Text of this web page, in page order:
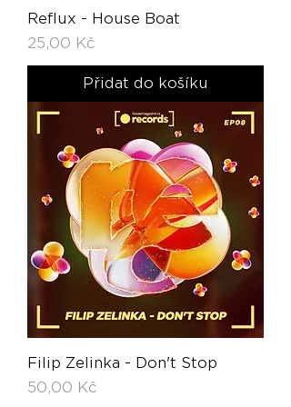
Reflux - House Boat
Cena
25,00 Kč
Přidat do košíku
Filip Zelinka - Don't Stop
Cena
50,00 Kč